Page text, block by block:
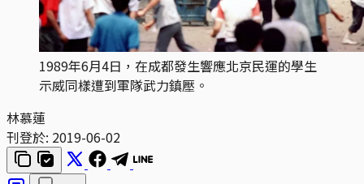
1989年6月4日，在成都發生響應北京民運的學生
示威同樣遭到軍隊武力鎮壓。
林慕蓮
刊登於: 2019-06-02